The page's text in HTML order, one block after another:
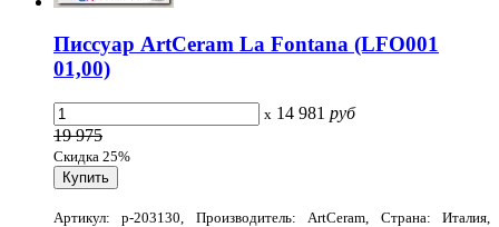
Писсуар ArtCeram La Fontana (LFO001
01,00)
x 14 981 руб
19 975
Скидка 25%
Артикул: p-203130, Производитель: ArtCeram, Страна: Италия,